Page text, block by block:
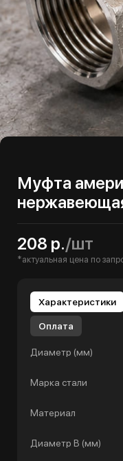
Муфта
208 р./шт
*актуальная цена по
Характеристики
Оплата
Диаметр (мм)
Марка стали
Материал
Диаметр B (мм)